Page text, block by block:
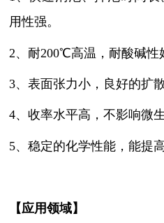
用性强。
2、 耐200℃高温，耐酸碱性
3、 表面张力小，良好的扩
4、 收率水平高，不影响微
5、 稳定的化学性能，能提
【应用领域】